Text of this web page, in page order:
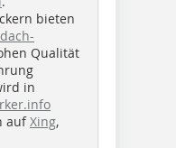
bieten
dach-
Qualität
in
aufXing,